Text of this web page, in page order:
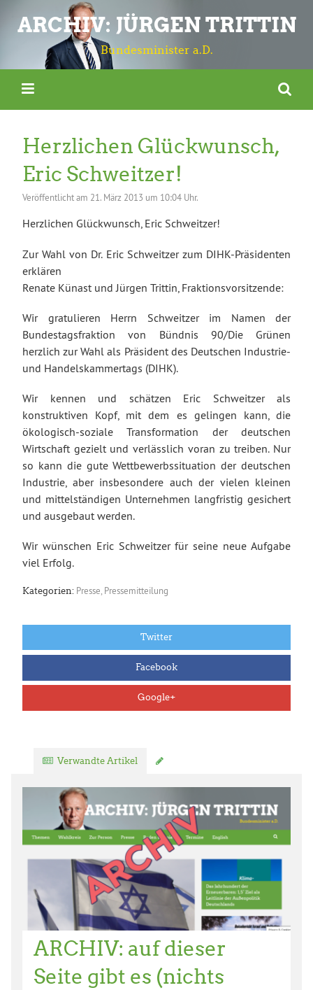
ARCHIV: JÜRGEN TRITTIN
Bundesminister a.D.
Herzlichen Glückwunsch,
Eric Schweitzer!
Veröffentlicht am 21. März 2013 um 10:04 Uhr.
Herzlichen Glückwunsch, Eric Schweitzer!
Zur Wahl von Dr. Eric Schweitzer zum DIHK-Präsidenten
erklären
Renate Künast und Jürgen Trittin, Fraktionsvorsitzende:
Wir gratulieren Herrn Schweitzer im Namen der
Bundestagsfraktion von Bündnis 90/Die Grünen
herzlich zur Wahl als Präsident des Deutschen Industrie-
und Handelskammertags (DIHK).
Wir kennen und schätzen Eric Schweitzer als
konstruktiven Kopf, mit dem es gelingen kann, die
ökologisch-soziale Transformation der deutschen
Wirtschaft gezielt und verlässlich voran zu treiben. Nur
so kann die gute Wettbewerbssituation der deutschen
Industrie, aber insbesondere auch der vielen kleinen
und mittelständigen Unternehmen langfristig gesichert
und ausgebaut werden.
Wir wünschen Eric Schweitzer für seine neue Aufgabe
viel Erfolg.
Kategorien: Presse, Pressemitteilung
Twitter
Facebook
Google+
Verwandte Artikel
ARCHIV: auf dieser
Seite gibt es (nichts